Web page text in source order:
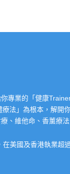
專業的「健康
法」為根本，解開
、維他命、香薰療
美國及香港執業超